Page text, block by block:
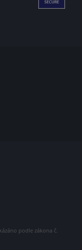
podle zákona č.